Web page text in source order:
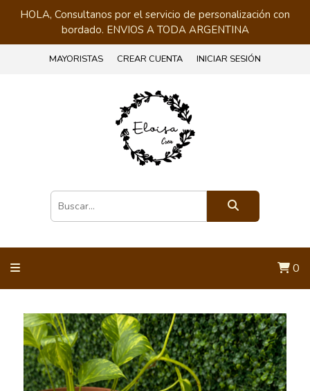
HOLA, Consultanos por el servicio de personalización con
bordado. ENVIOS A TODA ARGENTINA
MAYORISTAS CREAR CUENTA INICIAR SESIÓN
0